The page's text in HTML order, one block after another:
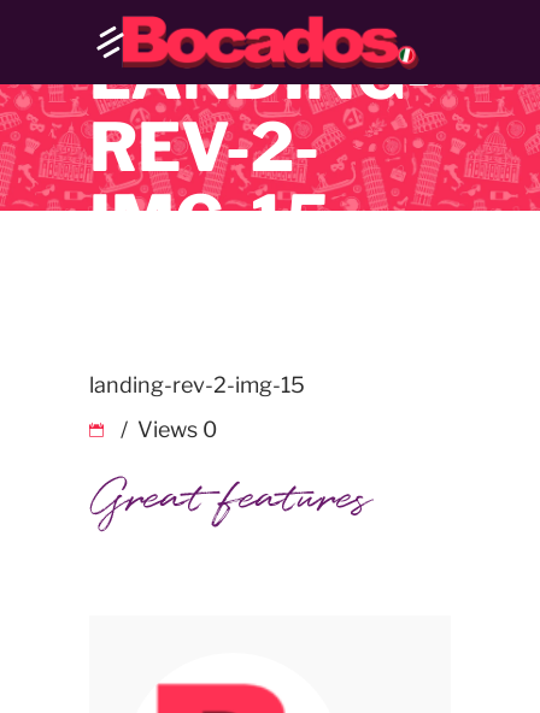
LANDING-
REV-2-
IMG-15
landing-rev-2-img-15
Views 0